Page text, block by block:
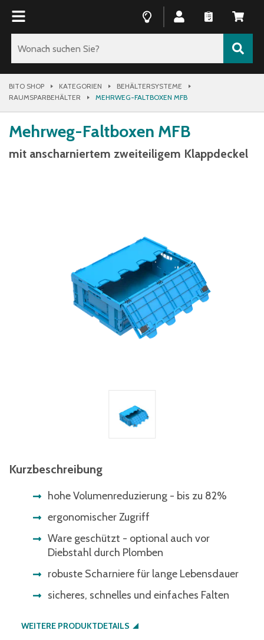
BITO SHOP KATEGORIEN
BEHÄLTERSYSTEME
RAUMSPARBEHÄLTER
MEHRWEG-FALTBOXEN MFB
Mehrweg-Faltboxen MFB
mit anscharniertem zweiteiligem Klappdeckel
Kurzbeschreibung
hohe Volumenreduzierung - bis zu 82%
ergonomischer Zugriff
Ware geschützt - optional auch vor
Diebstahl durch Plomben
robuste Scharniere für lange Lebensdauer
sicheres, schnelles und einfaches Falten
WEITERE PRODUKTDETAILS